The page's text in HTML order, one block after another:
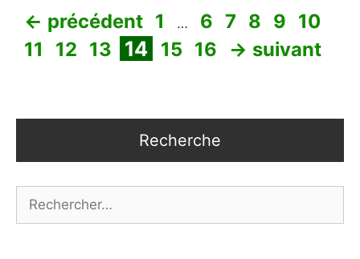
← précédent Page
1 … Page
6 Page
7 Page
8 Page
9 Page
10
11
Page
12 Page
13 Page
14 Page
15 Page
16 → suivant
Recherche